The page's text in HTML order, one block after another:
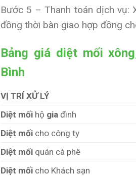
Bước 5 – Thanh toán dịch vụ:
đồng thời bàn giao hợp đồng
Bảng giá diệt mối
Bình
VỊ TRÍ XỬ LÝ
Diệt mối hộ gia đình
Diệt mối cho công ty
Diệt mối quán cà phê
Diệt mối cho Khách sạn